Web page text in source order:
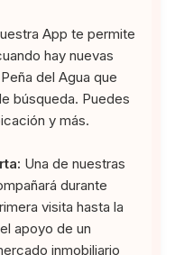
App te permite
hay nuevas
del Agua que
búsqueda. Puedes
y más.
Una de nuestras
durante
visita hasta la
apoyo de un
inmobiliario